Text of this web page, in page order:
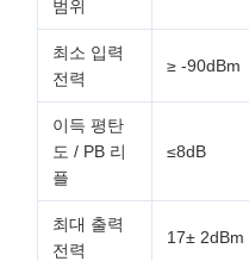
범위
최소 입력
전력
≥ -90dBm
이득 평탄
도 / PB 리
플
≤8dB
최대 출력
전력
17± 2dBm